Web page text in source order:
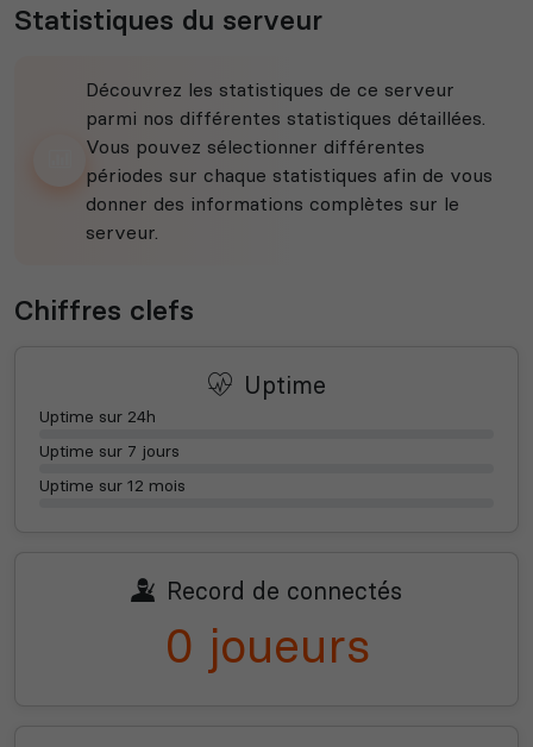
Statistiques du serveur
Découvrez les statistiques de ce serveur
parmi nos différentes statistiques détaillées.
Vous pouvez sélectionner différentes
périodes sur chaque statistiques afin de vous
donner des informations complètes sur le
serveur.
Chiffres clefs
Uptime
Uptime sur 24h
Uptime sur 7 jours
Uptime sur 12 mois
Record de connectés
0 joueurs